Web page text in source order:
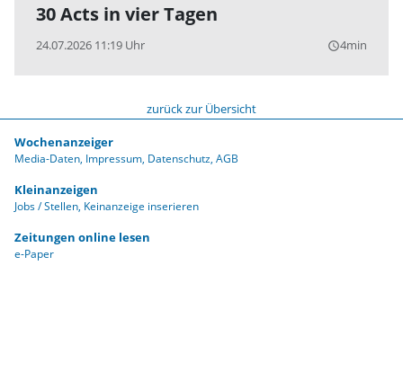
30 Acts in vier Tagen
24.07.2026 11:19 Uhr query_builder4min
zurück zur Übersicht
Wochenanzeiger
Media-Daten Impressum Datenschutz AGB
Kleinanzeigen
Jobs / Stellen Keinanzeige inserieren
Zeitungen online lesen
e-Paper